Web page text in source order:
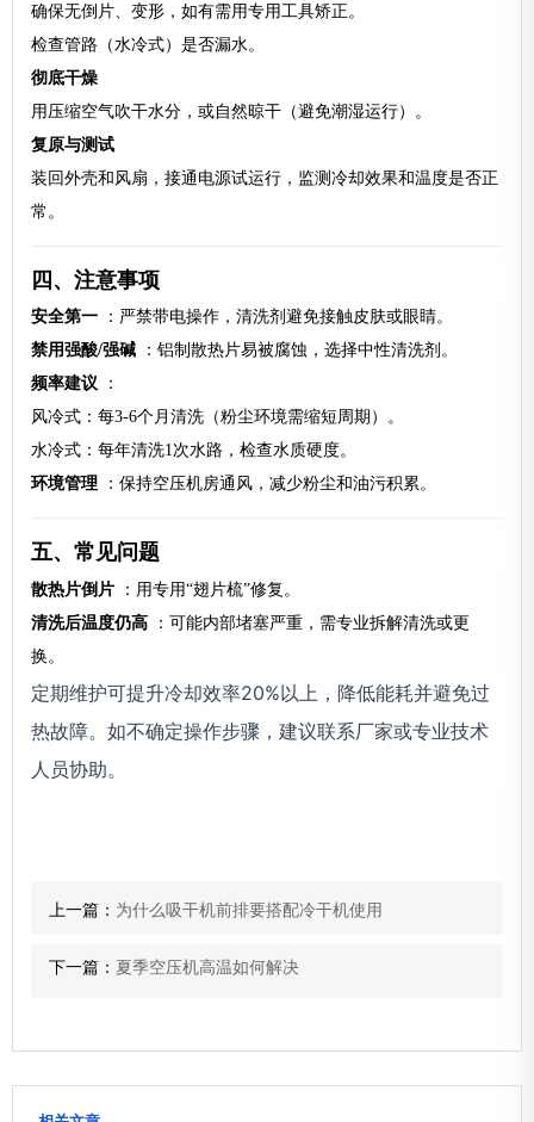
确保无倒片、变形，如有需用专用工具矫正。
检查管路（水冷式）是否漏水。
彻底干燥
用压缩空气吹干水分，或自然晾干（避免潮湿运行）。
复原与测试
装回外壳和风扇，接通电源试运行，监测冷却效果和温度是否正
常。
四、注意事项
安全第一
：严禁带电操作，清洗剂避免接触皮肤或眼睛。
禁用强酸/强碱
：铝制散热片易被腐蚀，选择中性清洗剂。
频率建议
：
风冷式：每3-6个月清洗（粉尘环境需缩短周期）。
水冷式：每年清洗1次水路，检查水质硬度。
环境管理
：保持空压机房通风，减少粉尘和油污积累。
五、常见问题
散热片倒片
：用专用“翅片梳”修复。
清洗后温度仍高
：可能内部堵塞严重，需专业拆解清洗或更
换。
定期维护可提升冷却效率20%以上，降低能耗并避免过
热故障。如不确定操作步骤，建议联系厂家或专业技术
人员协助。
上一篇： 为什么吸干机前排要搭配冷干机使用
下一篇： 夏季空压机高温如何解决